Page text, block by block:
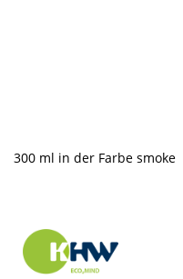
300 ml in der Farbe smoke